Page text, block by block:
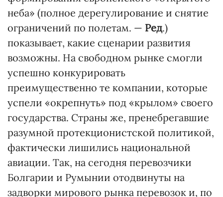
неба» (полное дерегулирование и снятие
ограничений по полетам. — Ред.)
показывает, какие сценарии развития
возможны. На свободном рынке смогли
успешно конкурировать
преимущественно те компании, которые
успели «окрепнуть» под «крылом» своего
государства. Страны же, пренебрегавшие
разумной протекционистской политикой,
фактически лишились национальной
авиации. Так, на сегодня перевозчики
Болгарии и Румынии отодвинуты на
задворки мирового рынка перевозок и, по